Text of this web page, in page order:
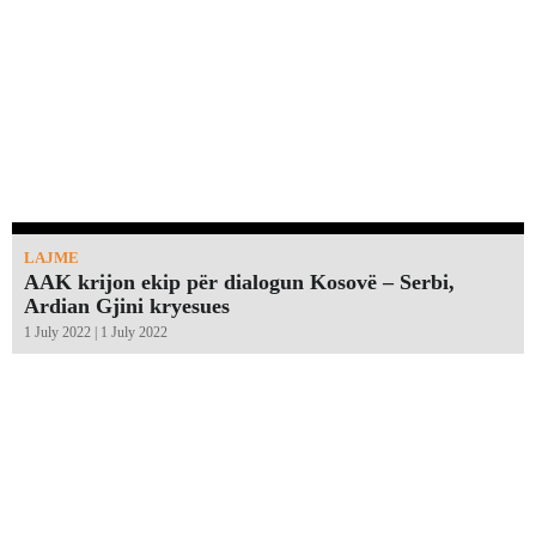
LAJME
AAK krijon ekip për dialogun Kosovë – Serbi,
Ardian Gjini kryesues
1 July 2022 | 1 July 2022